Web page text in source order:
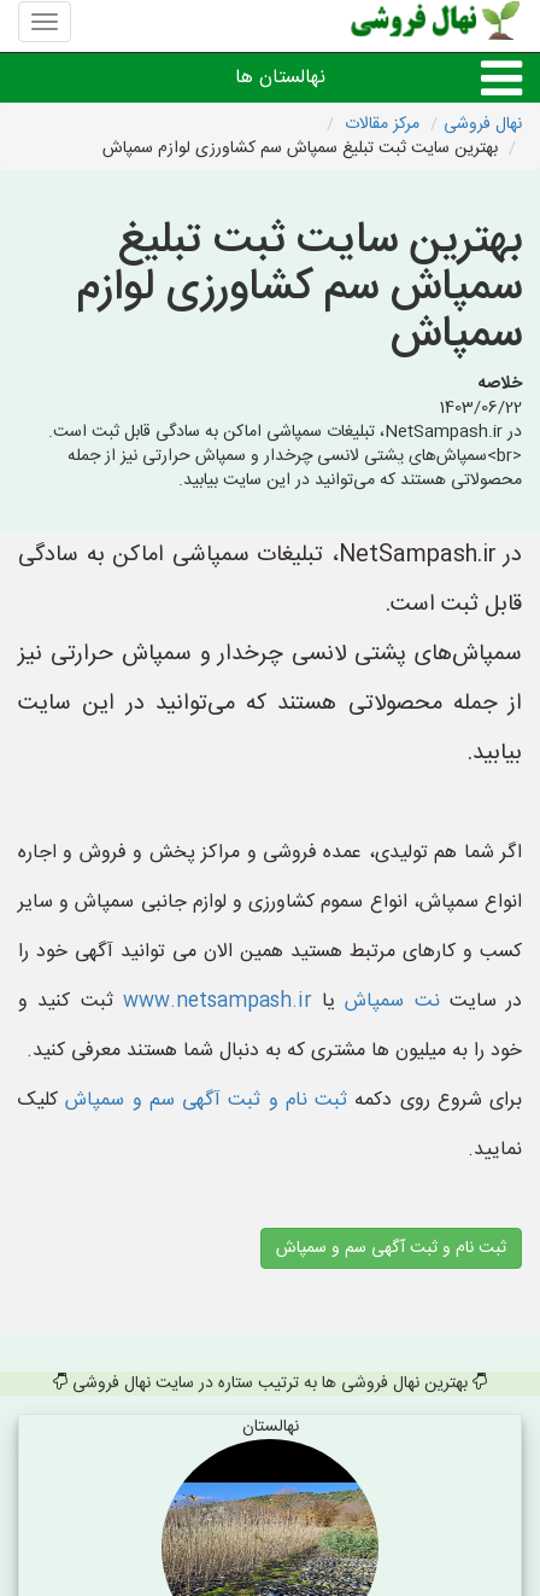
منوی
سایت
فروشی
نهالستان ها
نهال های مثمر،میوه
نهال های زینتی،غیرمثمر
نهال های کمیاب،خاص
نهال فروشی
مرکز مقالات
بهترین سایت ثبت تبلیغ سمپاش سم کشاورزی لوازم سمپاش
بهترین سایت ثبت تبلیغ
سمپاش سم کشاورزی لوازم
سمپاش
خلاصه
1403/06/22
در NetSampash.ir، تبلیغات سمپاشی اماکن به سادگی قابل ثبت است.
<br>سمپاش‌های پشتی لانسی چرخدار و سمپاش حرارتی نیز از جمله
محصولاتی هستند که می‌توانید در این سایت بیابید.
در NetSampash.ir، تبلیغات سمپاشی اماکن به سادگی
قابل ثبت است.
سمپاش‌های پشتی لانسی چرخدار و سمپاش حرارتی نیز
از جمله محصولاتی هستند که می‌توانید در این سایت
بیابید.
اگر شما هم تولیدی، عمده فروشی و مراکز پخش و فروش و اجاره
انواع سمپاش، انواع سموم کشاورزی و لوازم جانبی سمپاش و سایر
کسب و کارهای مرتبط هستید همین الان می توانید آگهی خود را
در سایتنت سمپاشیاwww.netsampash.ir ثبت کنید و
خود را به میلیون ها مشتری که به دنبال شما هستند معرفی کنید.
برای شروع روی دکمه ثبت نام و ثبت آگهی سم و سمپاش کلیک
نمایید.
ثبت نام و ثبت آگهی سم و سمپاش
بهترین نهال فروشی ها به ترتیب ستاره در سایت نهال فروشی
نهالستان